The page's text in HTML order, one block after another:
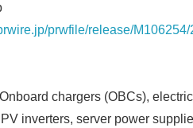
prwfile/release/
chargers (OBCs),
inverters, server power